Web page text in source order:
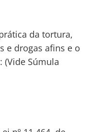
da tortura,
e drogas afins e o
Súmula